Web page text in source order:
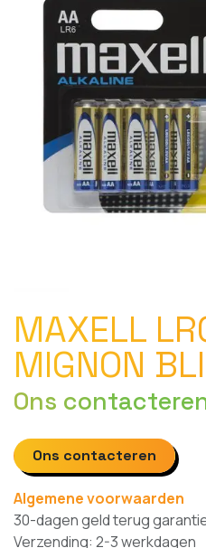
MAXELL
MIGNON
Ons
Ons contacteren
Algemene voorwaarden
30-dagen geld terug
Verzending: 2-3 werkdagen